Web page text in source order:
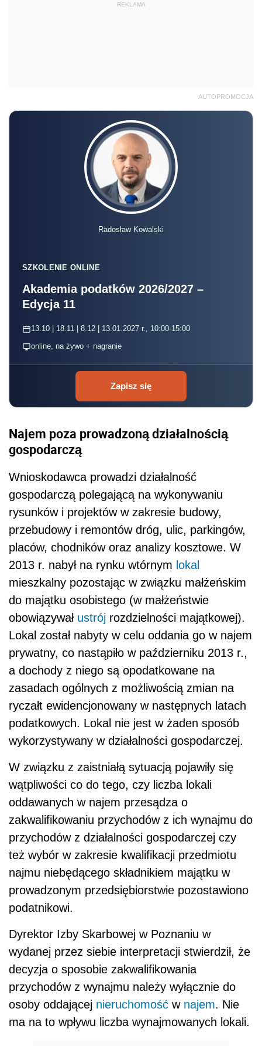
REKLAMA
AUTOPROMOCJA
Radosław Kowalski
SZKOLENIE ONLINE
Akademia podatków 2026/2027 –
Edycja 11
13.10 | 18.11 | 8.12 | 13.01.2027 r., 10:00-15:00
online, na żywo + nagranie
Zapisz się
Najem poza prowadzoną działalnością
gospodarczą
Wnioskodawca prowadzi działalność
gospodarczą polegającą na wykonywaniu
rysunków i projektów w zakresie budowy,
przebudowy i remontów dróg, ulic, parkingów,
placów, chodników oraz analizy kosztowe. W
2013 r. nabył na rynku wtórnym lokal
mieszkalny pozostając w związku małżeńskim
do majątku osobistego (w małżeństwie
obowiązywał ustrój rozdzielności majątkowej).
Lokal został nabyty w celu oddania go w najem
prywatny, co nastąpiło w październiku 2013 r.,
a dochody z niego są opodatkowane na
zasadach ogólnych z możliwością zmian na
ryczałt ewidencjonowany w następnych latach
podatkowych. Lokal nie jest w żaden sposób
wykorzystywany w działalności gospodarczej.
W związku z zaistniałą sytuacją pojawiły się
wątpliwości co do tego, czy liczba lokali
oddawanych w najem przesądza o
zakwalifikowaniu przychodów z ich wynajmu do
przychodów z działalności gospodarczej czy
też wybór w zakresie kwalifikacji przedmiotu
najmu niebędącego składnikiem majątku w
prowadzonym przedsiębiorstwie pozostawiono
podatnikowi.
Dyrektor Izby Skarbowej w Poznaniu w
wydanej przez siebie interpretacji stwierdził, że
decyzja o sposobie zakwalifikowania
przychodów z wynajmu należy wyłącznie do
osoby oddającej nieruchomość w najem. Nie
ma na to wpływu liczba wynajmowanych lokali.